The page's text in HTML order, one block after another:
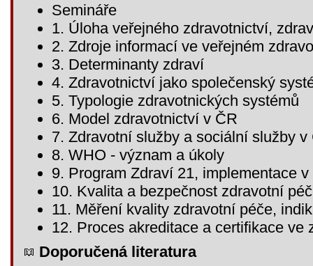
Semináře
1. Úloha veřejného zdravotnictví,
2. Zdroje informací ve veřejném
3. Determinanty zdraví
4. Zdravotnictví jako společenský
5. Typologie zdravotnických systémů
6. Model zdravotnictví v ČR
7. Zdravotní služby a sociální služby v
8. WHO - význam a úkoly
9. Program Zdraví 21, implementace v
10. Kvalita a bezpečnost zdravotní
11. Měření kvality zdravotní péče,
12. Proces akreditace a certifikace ve
Doporučená literatura